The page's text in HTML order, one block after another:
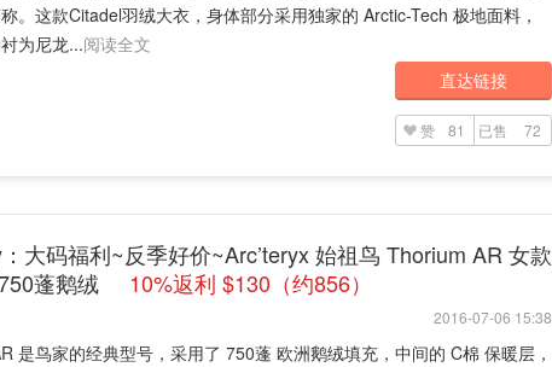
。这款Citadel羽绒大衣，身体部分采用独家的 Arctic-Tech 极地面料，
为尼龙...阅读全文
直达链接
赞 81 已售 72
大码福利~反季好价~Arc’teryx 始祖鸟 Thorium AR 女款
蓬鹅绒
10%返利 $130（约856）
2016-07-06 15:38
是鸟家的经典型号，采用了 750蓬 欧洲鹅绒填充，中间的 C棉 保暖层，